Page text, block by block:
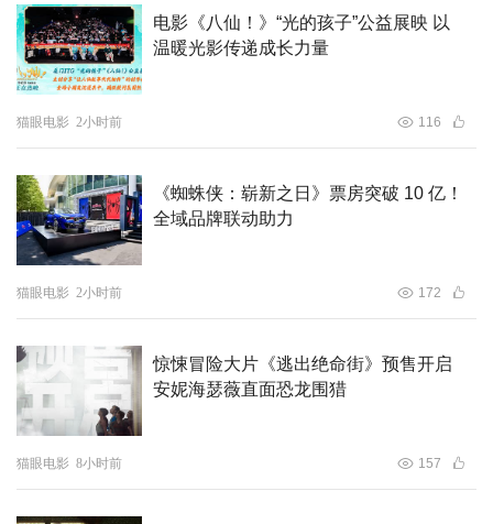
电影《八仙！》“光的孩子”公益展映 以
温暖光影传递成长力量
猫眼电影 2小时前 116
《蜘蛛侠：崭新之日》票房突破 10 亿！
全域品牌联动助力
猫眼电影 2小时前 172
惊悚冒险大片《逃出绝命街》预售开启
安妮海瑟薇直面恐龙围猎
猫眼电影 8小时前 157